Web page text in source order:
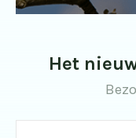
Het